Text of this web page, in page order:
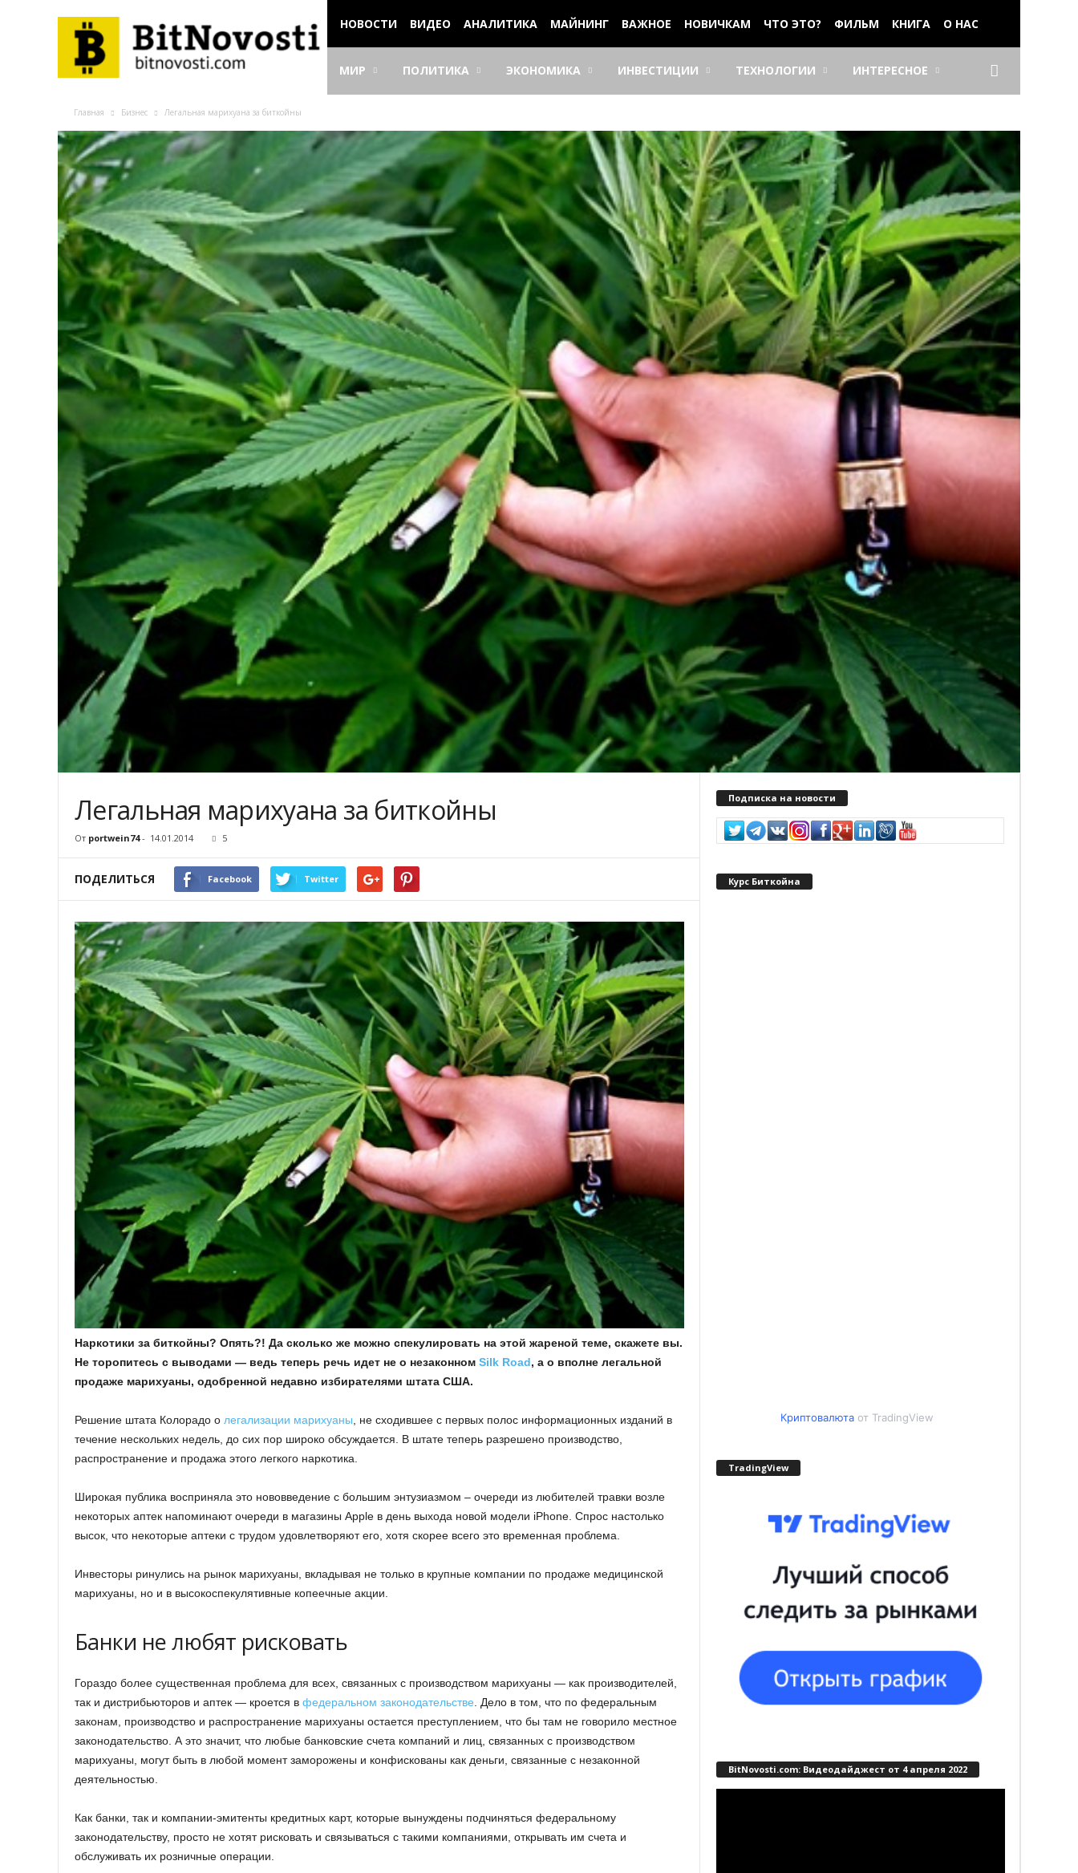
НОВОСТИ ВИДЕО АНАЛИТИКА МАЙНИНГ ВАЖНОЕ НОВИЧКАМ ЧТО ЭТО? ФИЛЬМ КНИГА О НАС
МИР ПОЛИТИКА ЭКОНОМИКА ИНВЕСТИЦИИ ТЕХНОЛОГИИ ИНТЕРЕСНОЕ
Главная Бизнес Легальная марихуана за биткойны
Легальная марихуана за биткойны
От portwein74- 14.01.2014 5
ПОДЕЛИТЬСЯ Facebook Twitter
Наркотики за биткойны? Опять?! Да сколько же можно спекулировать на этой жареной теме, скажете вы.
Не торопитесь с выводами — ведь теперь речь идет не о незаконном Silk Road, а о вполне легальной
продаже марихуаны, одобренной недавно избирателями штата США.
Решение штата Колорадо о легализации марихуаны , не сходившее с первых полос информационных изданий в
течение нескольких недель, до сих пор широко обсуждается. В штате теперь разрешено производство,
распространение и продажа этого легкого наркотика.
Широкая публика восприняла это нововведение с большим энтузиазмом – очереди из любителей травки возле
некоторых аптек напоминают очереди в магазины Apple в день выхода новой модели iPhone. Спрос настолько
высок, что некоторые аптеки с трудом удовлетворяют его, хотя скорее всего это временная проблема.
Инвесторы ринулись на рынок марихуаны, вкладывая не только в крупные компании по продаже медицинской
марихуаны, но и в высокоспекулятивные копеечные акции.
Банки не любят рисковать
Гораздо более существенная проблема для всех, связанных с производством марихуаны — как производителей,
так и дистрибьюторов и аптек — кроется в федеральном законодательстве . Дело в том, что по федеральным
законам, производство и распространение марихуаны остается преступлением, что бы там не говорило местное
законодательство. А это значит, что любые банковские счета компаний и лиц, связанных с производством
марихуаны, могут быть в любой момент заморожены и конфискованы как деньги, связанные с незаконной
деятельностью.
Как банки, так и компании-эмитенты кредитных карт, которые вынуждены подчиняться федеральному
законодательству, просто не хотят рисковать и связываться с такими компаниями, открывать им счета и
обслуживать их розничные операции.
Подписка на новости
Курс Биткойна
Криптовалютаот TradingView
TradingView
BitNovosti.com: Видеодайджест от 4 апреля 2022